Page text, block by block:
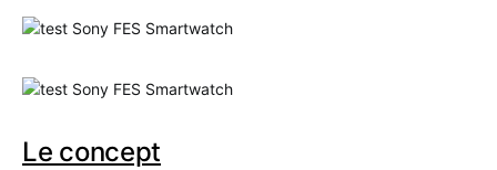
Le concept